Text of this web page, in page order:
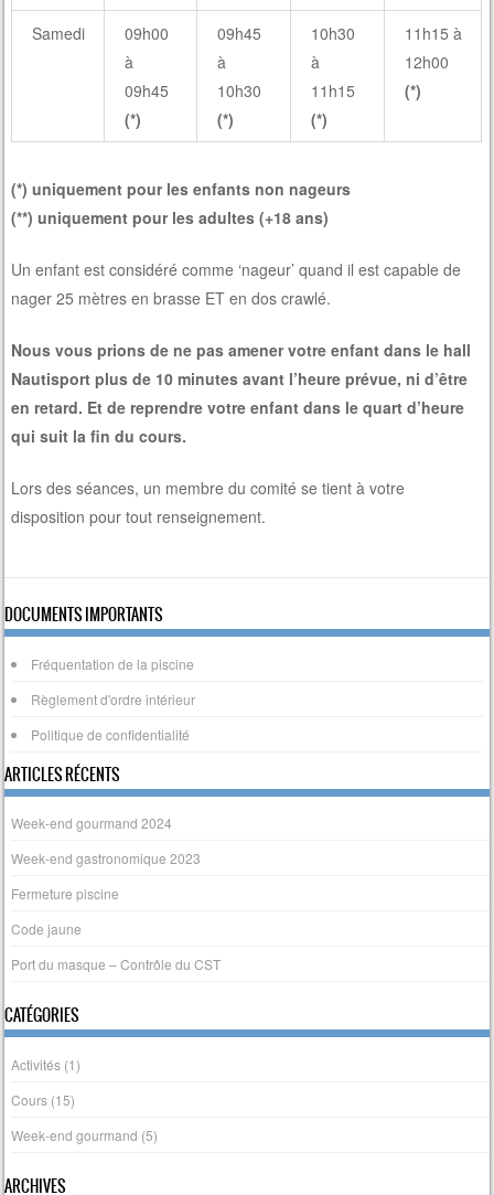
Samedi
09h00
à
09h45
(*)
09h45
à
10h30
(*)
10h30
à
11h15
(*)
11h15 à
12h00
(*)
(*) uniquement pour les enfants non nageurs
(**) uniquement pour les adultes (+18 ans)
Un enfant est considéré comme ‘nageur’ quand il est capable de
nager 25 mètres en brasse ET en dos crawlé.
Nous vous prions de ne pas amener votre enfant dans le hall
Nautisport plus de 10 minutes avant l’heure prévue, ni d’être
en retard. Et de reprendre votre enfant dans le quart d’heure
qui suit la fin du cours.
Lors des séances, un membre du comité se tient à votre
disposition pour tout renseignement.
DOCUMENTS IMPORTANTS
Fréquentation de la piscine
Règlement d'ordre intérieur
Politique de confidentialité
ARTICLES RÉCENTS
Week-end gourmand 2024
Week-end gastronomique 2023
Fermeture piscine
Code jaune
Port du masque – Contrôle du CST
CATÉGORIES
Activités (1)
Cours (15)
Week-end gourmand (5)
ARCHIVES